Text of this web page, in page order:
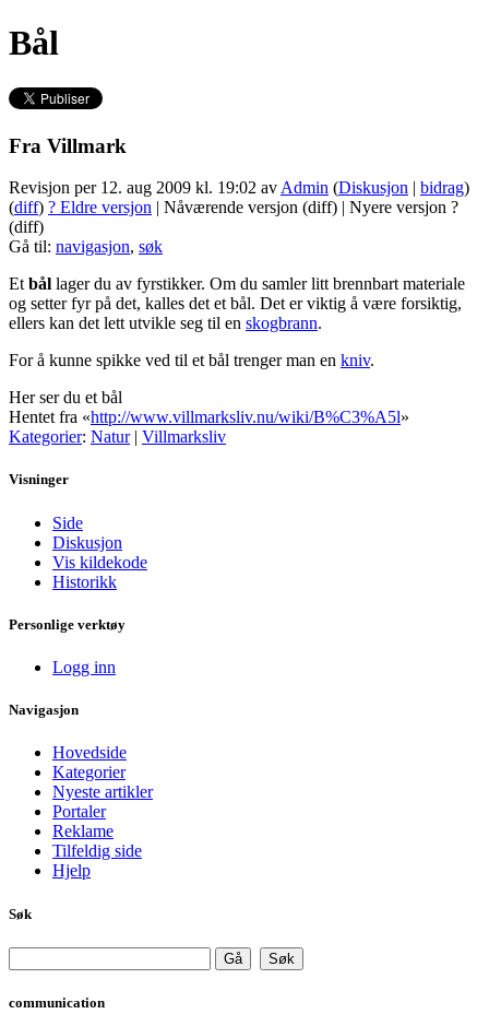
Bål
Fra Villmark
Revisjon per 12. aug 2009 kl. 19:02 av Admin (Diskusjon | bidrag)
(diff) ? Eldre versjon | Nåværende versjon (diff) | Nyere versjon ?
(diff)
Gå til: navigasjon, søk
Et bål lager du av fyrstikker. Om du samler litt brennbart materiale
og setter fyr på det, kalles det et bål. Det er viktig å være forsiktig,
ellers kan det lett utvikle seg til en skogbrann.
For å kunne spikke ved til et bål trenger man en kniv.
Her ser du et bål
Hentet fra «http://www.villmarksliv.nu/wiki/B%C3%A5l»
Kategorier: Natur| Villmarksliv
Visninger
Side
Diskusjon
Vis kildekode
Historikk
Personlige verktøy
Logg inn
Navigasjon
Hovedside
Kategorier
Nyeste artikler
Portaler
Reklame
Tilfeldig side
Hjelp
Søk
communication